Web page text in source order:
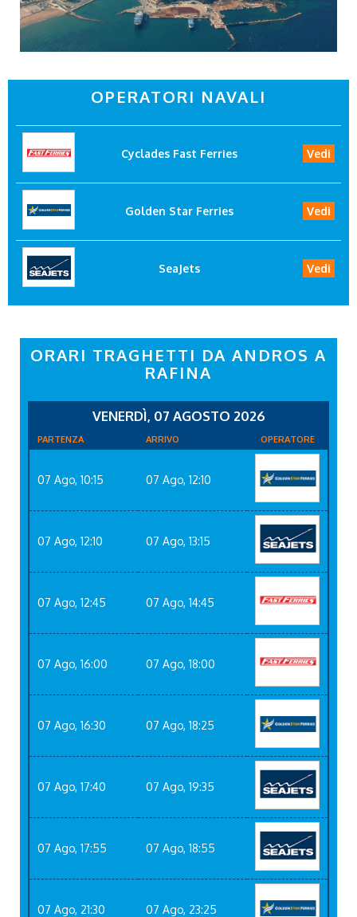
OPERATORI NAVALI
Cyclades Fast Ferries Vedi
Golden Star Ferries Vedi
SeaJets Vedi
ORARI TRAGHETTI DA ANDROS A
RAFINA
VENERDÌ, 07 AGOSTO 2026
PARTENZA ARRIVO OPERATORE
07 Ago, 10:15 07 Ago, 12:10
07 Ago, 12:10 07 Ago, 13:15
07 Ago, 12:45 07 Ago, 14:45
07 Ago, 16:00 07 Ago, 18:00
07 Ago, 16:30 07 Ago, 18:25
07 Ago, 17:40 07 Ago, 19:35
07 Ago, 17:55 07 Ago, 18:55
07 Ago, 21:30 07 Ago, 23:25